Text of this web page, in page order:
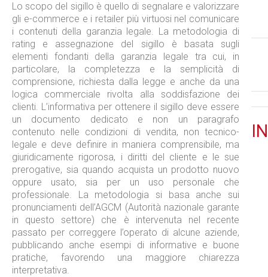
Lo scopo del sigillo è quello di segnalare e valorizzare
gli e-commerce e i retailer più virtuosi nel comunicare
i contenuti della garanzia legale. La metodologia di
rating e assegnazione del sigillo è basata sugli
elementi fondanti della garanzia legale tra cui, in
particolare, la completezza e la semplicità di
comprensione, richiesta dalla legge e anche da una
logica commerciale rivolta alla soddisfazione dei
clienti. L’informativa per ottenere il sigillo deve essere
un documento dedicato e non un paragrafo
contenuto nelle condizioni di vendita, non tecnico-
legale e deve definire in maniera comprensibile, ma
giuridicamente rigorosa, i diritti del cliente e le sue
prerogative, sia quando acquista un prodotto nuovo
oppure usato, sia per un uso personale che
professionale. La metodologia si basa anche sui
pronunciamenti dell’AGCM (Autorità nazionale garante
in questo settore) che è intervenuta nel recente
passato per correggere l’operato di alcune aziende,
pubblicando anche esempi di informative e buone
pratiche, favorendo una maggiore chiarezza
interpretativa.
IN